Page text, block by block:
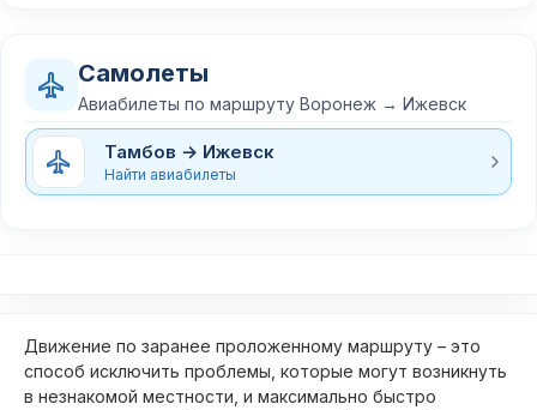
Самолеты
Авиабилеты по маршруту Воронеж → Ижевск
Тамбов → Ижевск
Найти авиабилеты
Движение по заранее проложенному маршруту – это
способ исключить проблемы, которые могут возникнуть
в незнакомой местности, и максимально быстро